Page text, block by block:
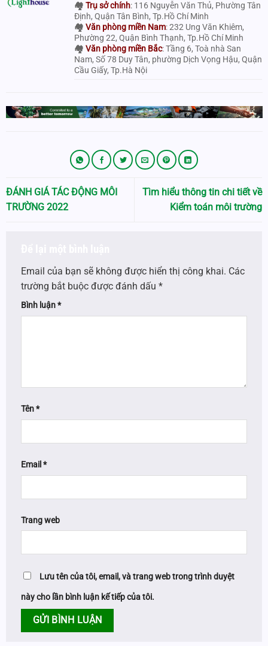
🏘Trụ sở chính: 116 Nguyễn Văn Thủ, Phường Tân
Định, Quận Tân Bình, Tp.Hồ Chí Minh
🏘Văn phòng miền Nam: 232 Ung Văn Khiêm,
Phường 22, Quận Bình Thạnh, Tp.Hồ Chí Minh
🏘Văn phòng miền Bắc: Tầng 6, Toà nhà San
Nam, Số 78 Duy Tân, phường Dịch Vọng Hậu, Quận
Cầu Giấy, Tp.Hà Nội
ĐÁNH GIÁ TÁC ĐỘNG MÔI
TRƯỜNG 2022
Tìm hiểu thông tin chi tiết về
Kiểm toán môi trường
Email của bạn sẽ không được hiển thị công khai. Các
trường bắt buộc được đánh dấu *
Bình luận*
Tên*
Email *
Trang web
Lưu tên của tôi, email, và trang web trong trình duyệt
này cho lần bình luận kế tiếp của tôi.